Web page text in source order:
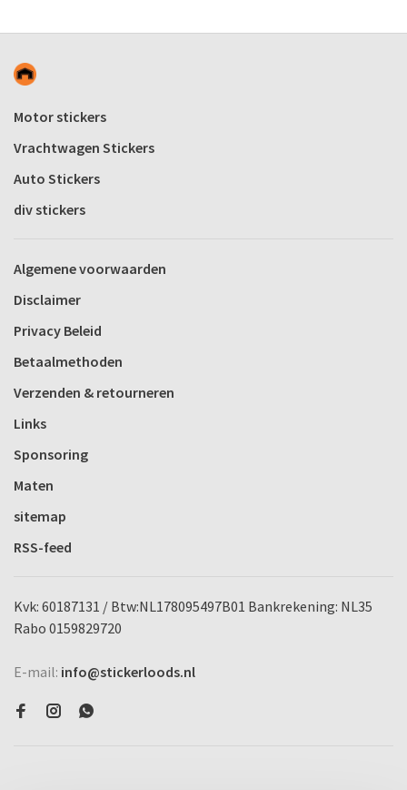
Motor stickers
Vrachtwagen Stickers
Auto Stickers
div stickers
Algemene voorwaarden
Disclaimer
Privacy Beleid
Betaalmethoden
Verzenden & retourneren
Links
Sponsoring
Maten
sitemap
RSS-feed
Kvk: 60187131 / Btw:NL178095497B01 Bankrekening: NL35
Rabo 0159829720
E-mail: info@stickerloods.nl